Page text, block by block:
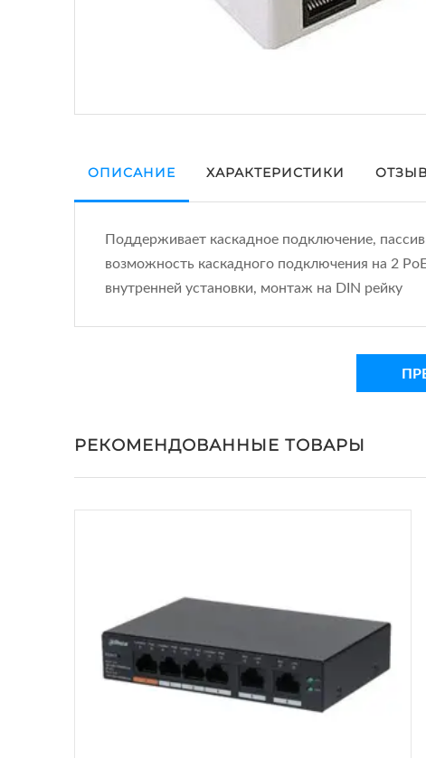
ОПИСАНИЕ ХАРАКТЕРИСТИКИ
Поддерживает каскадное подключение,
возможность каскадного подключения на 2
внутренней установки, монтаж на DIN рейку
РЕКОМЕНДОВАННЫЕ ТОВАРЫ